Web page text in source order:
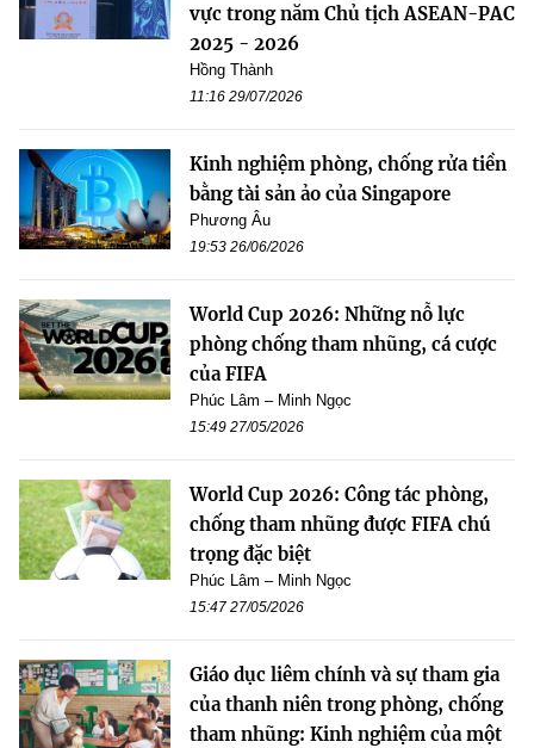
vực trong năm Chủ tịch ASEAN-PAC
2025 - 2026
Hồng Thành
11:16 29/07/2026
Kinh nghiệm phòng, chống rửa tiền
bằng tài sản ảo của Singapore
Phương Âu
19:53 26/06/2026
World Cup 2026: Những nỗ lực
phòng chống tham nhũng, cá cược
của FIFA
Phúc Lâm – Minh Ngọc
15:49 27/05/2026
World Cup 2026: Công tác phòng,
chống tham nhũng được FIFA chú
trọng đặc biệt
Phúc Lâm – Minh Ngọc
15:47 27/05/2026
Giáo dục liêm chính và sự tham gia
của thanh niên trong phòng, chống
tham nhũng: Kinh nghiệm của một